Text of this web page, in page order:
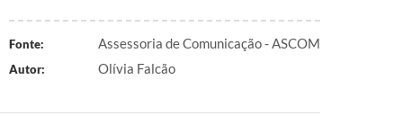
Fonte: Assessoria de Comunicação - ASCOM
Autor: Olívia Falcão